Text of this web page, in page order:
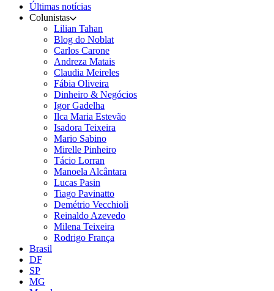
Últimas notícias
Colunistas
Lilian Tahan
Blog do Noblat
Carlos Carone
Andreza Matais
Claudia Meireles
Fábia Oliveira
Dinheiro & Negócios
Igor Gadelha
Ilca Maria Estevão
Isadora Teixeira
Mario Sabino
Mirelle Pinheiro
Tácio Lorran
Manoela Alcântara
Lucas Pasin
Tiago Pavinatto
Demétrio Vecchioli
Reinaldo Azevedo
Milena Teixeira
Rodrigo França
Brasil
DF
SP
MG